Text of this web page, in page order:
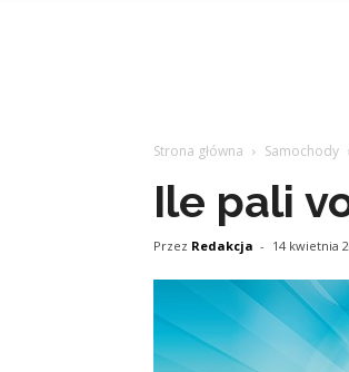
Strona główna Samochody
Ile pali
Przez Redakcja - 14 kwietnia